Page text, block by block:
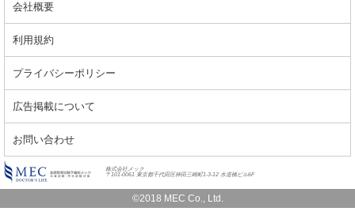
会社概要
利用規約
プライバシーポリシー
広告掲載について
お問い合わせ
株式会社メック
〒101-0061 東京都千代田区神田三崎町1-3-12 水道橋ビル6F
©2018 MEC Co., Ltd.